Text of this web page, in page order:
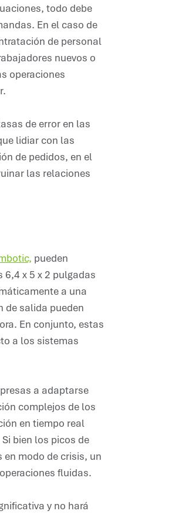
todo debe
En el caso de
de personal
nuevos o
operaciones
de error en las
lidiar con las
de pedidos, en el
las relaciones
pueden
6,4 x 5 x 2 pulgadas
a una
de salida pueden
En conjunto, estas
a los sistemas
a adaptarse
complejos de los
en tiempo real
bien los picos de
modo de crisis, un
fluidas.
y no hará